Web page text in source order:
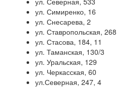
ул. Симиренко, 16
ул. Снесарева, 2
ул. Ставропольская, 268
ул. Стасова, 184, 11
ул. Таманская, 130/3
ул. Уральская, 129
ул. Черкасская, 60
ул.Северная, 247, 4